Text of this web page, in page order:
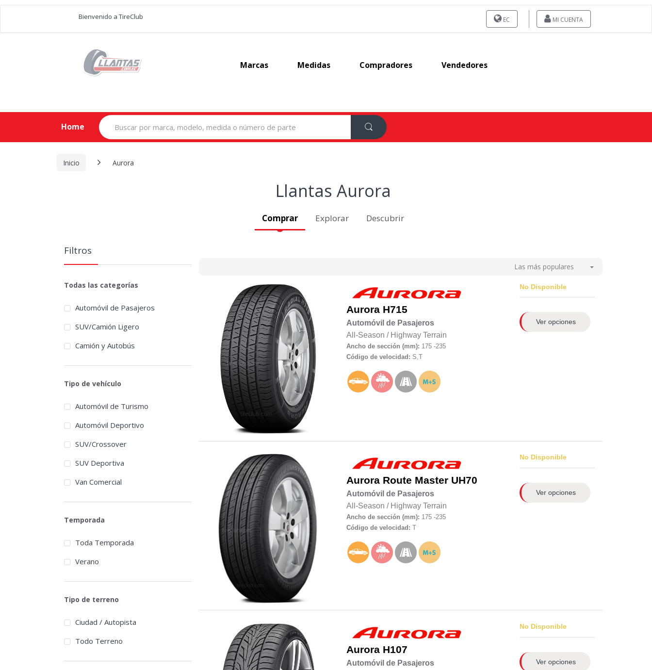
Bienvenido a TireClub EC MI CUENTA
Marcas Medidas Compradores Vendedores
Home
Search
for:
Inicio Aurora
Llantas Aurora
Comprar Explorar Descubrir
Las más populares
Aurora H715
Automóvil de Pasajeros
All-Season / Highway Terrain
Ancho de sección (mm): 175 -235
Código de velocidad: S,T
No Disponible
Ver opciones
Aurora Route Master UH70
Automóvil de Pasajeros
All-Season / Highway Terrain
Ancho de sección (mm): 175 -235
Código de velocidad: T
No Disponible
Ver opciones
Aurora H107
Automóvil de Pasajeros
No Disponible
Ver opciones
Filtros
Todas las categorías
Automóvil de Pasajeros
SUV/Camión Ligero
Camión y Autobús
Tipo de vehículo
Automóvil de Turismo
Automóvil Deportivo
SUV/Crossover
SUV Deportiva
Van Comercial
Temporada
Toda Temporada
Verano
Tipo de terreno
Ciudad / Autopista
Todo Terreno